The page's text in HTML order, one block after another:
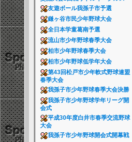
友遊ボール我孫子市予選
鎌ヶ谷市民少年野球大会
全日本学童葛南予選
流山市少年野球春季大会
柏市少年野球春季大会
柏市少年野球低学年大会
第43回松戸市少年軟式野球連盟
春季大会
我孫子市少年野球春季大会決勝
我孫子市少年野球学年リーグ開
会式
平成30年度白井市春季交流野球
大会
我孫子市少年野球開会式開幕戦